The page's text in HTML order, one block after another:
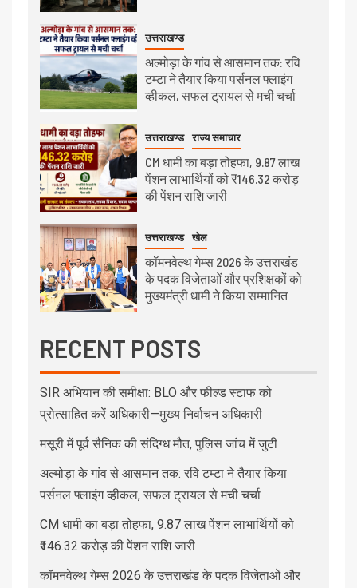
उत्तराखण्ड
अल्मोड़ा के गांव से आसमान तक: रवि
टम्टा ने तैयार किया पर्सनल फ्लाइंग
व्हीकल, सफल ट्रायल से मची चर्चा
उत्तराखण्ड राज्य समाचार
CM धामी का बड़ा तोहफा, 9.87 लाख
पेंशन लाभार्थियों को ₹146.32 करोड़
की पेंशन राशि जारी
उत्तराखण्ड खेल
कॉमनवेल्थ गेम्स 2026 के उत्तराखंड
के पदक विजेताओं और प्रशिक्षकों को
मुख्यमंत्री धामी ने किया सम्मानित
RECENT POSTS
SIR अभियान की समीक्षा: BLO और फील्ड स्टाफ को
प्रोत्साहित करें अधिकारी—मुख्य निर्वाचन अधिकारी
मसूरी में पूर्व सैनिक की संदिग्ध मौत, पुलिस जांच में जुटी
अल्मोड़ा के गांव से आसमान तक: रवि टम्टा ने तैयार किया
पर्सनल फ्लाइंग व्हीकल, सफल ट्रायल से मची चर्चा
CM धामी का बड़ा तोहफा, 9.87 लाख पेंशन लाभार्थियों को
₹146.32 करोड़ की पेंशन राशि जारी
कॉमनवेल्थ गेम्स 2026 के उत्तराखंड के पदक विजेताओं और